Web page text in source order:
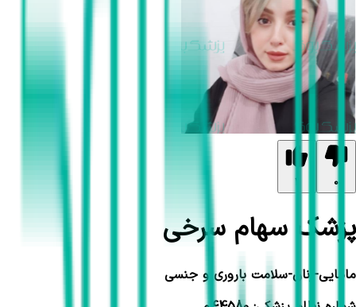
0
1
پزشک سهام سرخی
مامایی-زنان-سلامت باروری و جنسی